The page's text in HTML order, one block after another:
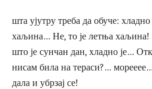
шта ујутру треба да обуче:
хаљина… Не, то је летња
што је сунчан дан, хладно је…
нисам била на тераси?…
дала и убрзај се!